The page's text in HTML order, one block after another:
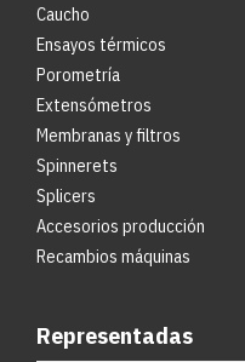
Caucho
Ensayos térmicos
Porometría
Extensómetros
Membranas y filtros
Spinnerets
Splicers
Accesorios producción
Recambios máquinas
Representadas